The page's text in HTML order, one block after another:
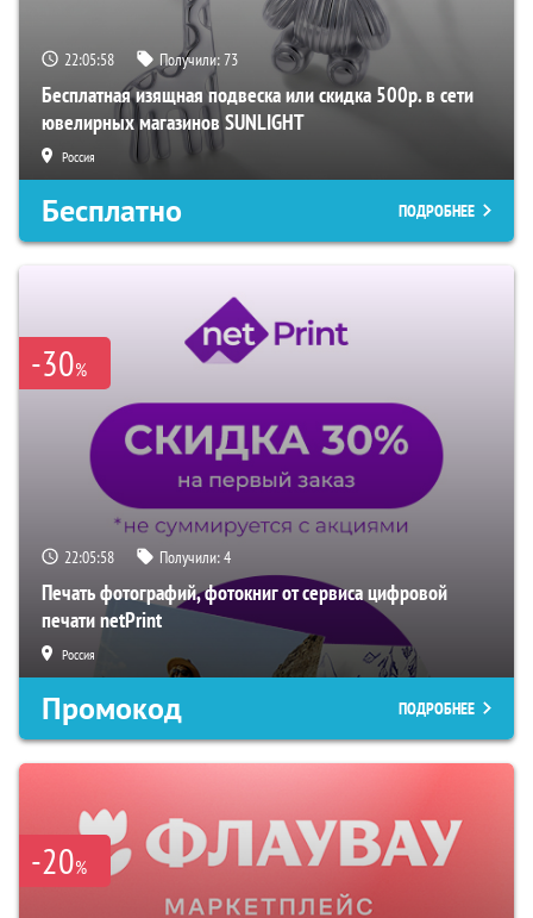
22:05:57 Получили:73
Бесплатная изящная подвеска или скидка 500р. в сети
ювелирных магазинов SUNLIGHT
Россия
Бесплатно ПОДРОБНЕЕ
-30%
22:05:57 Получили:4
Печать фотографий, фотокниг от сервиса цифровой
печати netPrint
Россия
Промокод ПОДРОБНЕЕ
-20%